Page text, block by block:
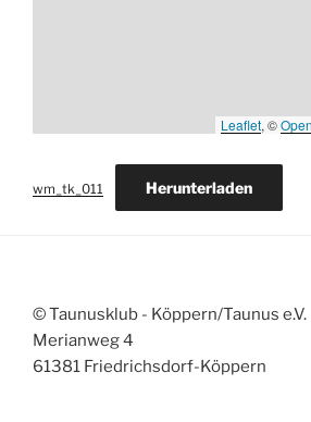
Leaflet, ©
wm_tk_011 Herunterladen
© Taunusklub - Köppern/Taunus e.V.
Merianweg 4
61381 Friedrichsdorf-Köppern